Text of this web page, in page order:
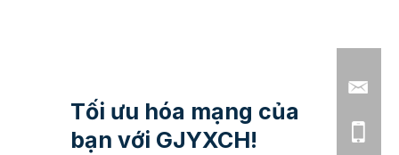
Tối ưu hóa mạng của
bạn với GJYXCH!